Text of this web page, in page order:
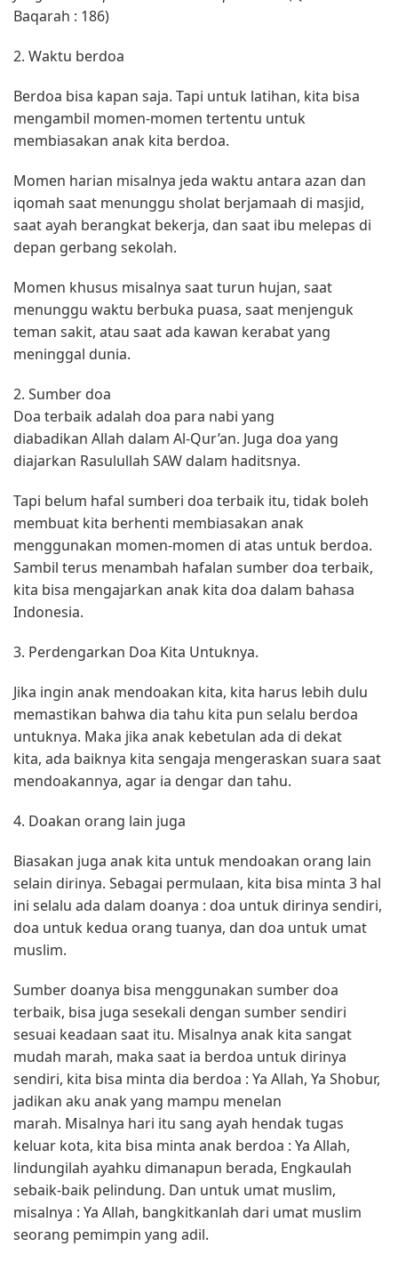
Baqarah : 186)
2. Waktu berdoa
Berdoa bisa kapan saja. Tapi untuk latihan, kita bisa
mengambil momen-momen tertentu untuk
membiasakan anak kita berdoa.
Momen harian misalnya jeda waktu antara azan dan
iqomah saat menunggu sholat berjamaah di masjid,
saat ayah berangkat bekerja, dan saat ibu melepas di
depan gerbang sekolah.
Momen khusus misalnya saat turun hujan, saat
menunggu waktu berbuka puasa, saat menjenguk
teman sakit, atau saat ada kawan kerabat yang
meninggal dunia.
2. Sumber doa
Doa terbaik adalah doa para nabi yang
diabadikan Allah dalam Al-Qur’an. Juga doa yang
diajarkan Rasulullah SAW dalam haditsnya.
Tapi belum hafal sumberi doa terbaik itu, tidak boleh
membuat kita berhenti membiasakan anak
menggunakan momen-momen di atas untuk berdoa.
Sambil terus menambah hafalan sumber doa terbaik,
kita bisa mengajarkan anak kita doa dalam bahasa
Indonesia.
3. Perdengarkan Doa Kita Untuknya.
Jika ingin anak mendoakan kita, kita harus lebih dulu
memastikan bahwa dia tahu kita pun selalu berdoa
untuknya. Maka jika anak kebetulan ada di dekat
kita, ada baiknya kita sengaja mengeraskan suara saat
mendoakannya, agar ia dengar dan tahu.
4. Doakan orang lain juga
Biasakan juga anak kita untuk mendoakan orang lain
selain dirinya. Sebagai permulaan, kita bisa minta 3 hal
ini selalu ada dalam doanya : doa untuk dirinya sendiri,
doa untuk kedua orang tuanya, dan doa untuk umat
muslim.
Sumber doanya bisa menggunakan sumber doa
terbaik, bisa juga sesekali dengan sumber sendiri
sesuai keadaan saat itu. Misalnya anak kita sangat
mudah marah, maka saat ia berdoa untuk dirinya
sendiri, kita bisa minta dia berdoa : Ya Allah, Ya Shobur,
jadikan aku anak yang mampu menelan
marah. Misalnya hari itu sang ayah hendak tugas
keluar kota, kita bisa minta anak berdoa : Ya Allah,
lindungilah ayahku dimanapun berada, Engkaulah
sebaik-baik pelindung. Dan untuk umat muslim,
misalnya : Ya Allah, bangkitkanlah dari umat muslim
seorang pemimpin yang adil.